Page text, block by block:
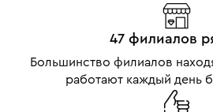
47 филиалов
Большинство филиалов
работают каждый день